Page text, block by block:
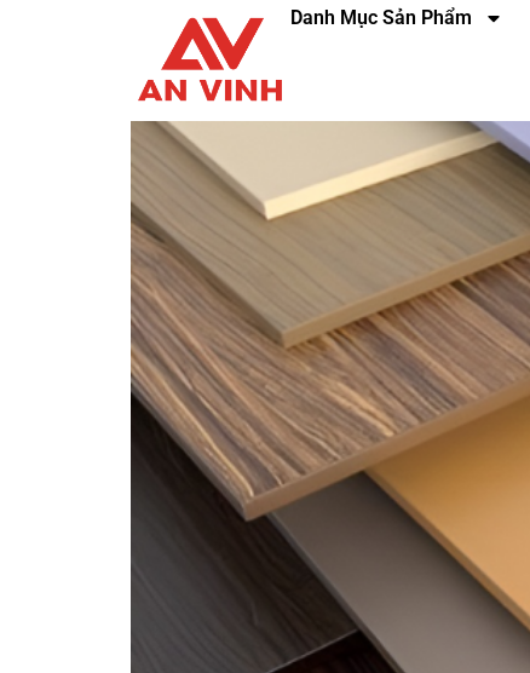
Danh Mục Sản Phẩm